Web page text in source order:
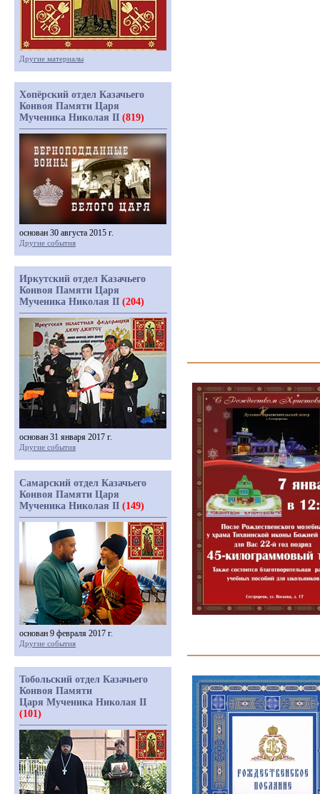
Другие материалы
Хопёрский отдел Казачьего
Конвоя Памяти Царя
Мученика Николая II (819)
основан 30 августа 2015 г.
Другие события
Иркутский отдел Казачьего
Конвоя Памяти Царя
Мученика Николая II (204)
основан 31 января 2017 г.
Другие события
Самарский отдел Казачьего
Конвоя Памяти Царя
Мученика Николая II (149)
основан 9 февраля 2017 г.
Другие события
Тобольский отдел Казачьего
Конвоя Памяти
Царя Мученика Николая II
(101)